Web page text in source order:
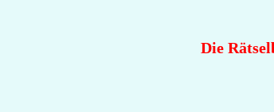
Die